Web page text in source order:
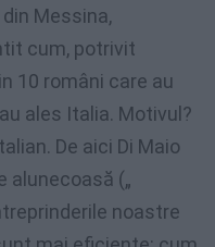
Messina,
cum, potrivit
10 români care au
ales Italia. Motivul?
De aici Di Maio
alunecoasă („
noastre